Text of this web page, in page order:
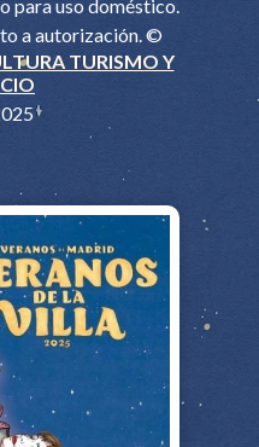
para uso doméstico.
a autorización. ©
TURISMO Y